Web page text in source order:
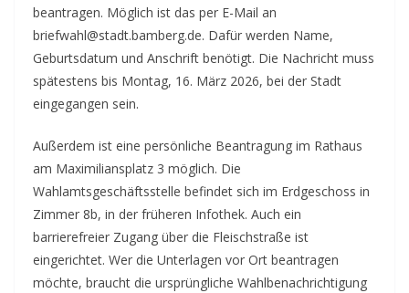
beantragen. Möglich ist das per E-Mail an
briefwahl@stadt.bamberg.de. Dafür werden Name,
Geburtsdatum und Anschrift benötigt. Die Nachricht muss
spätestens bis Montag, 16. März 2026, bei der Stadt
eingegangen sein.
Außerdem ist eine persönliche Beantragung im Rathaus
am Maximiliansplatz 3 möglich. Die
Wahlamtsgeschäftsstelle befindet sich im Erdgeschoss in
Zimmer 8b, in der früheren Infothek. Auch ein
barrierefreier Zugang über die Fleischstraße ist
eingerichtet. Wer die Unterlagen vor Ort beantragen
möchte, braucht die ursprüngliche Wahlbenachrichtigung